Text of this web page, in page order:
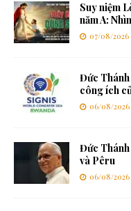
Suy niệm
năm A:
07/08/2026
Đức
công ích
06/08/2026
Đức Thánh
và Pêru
06/08/2026